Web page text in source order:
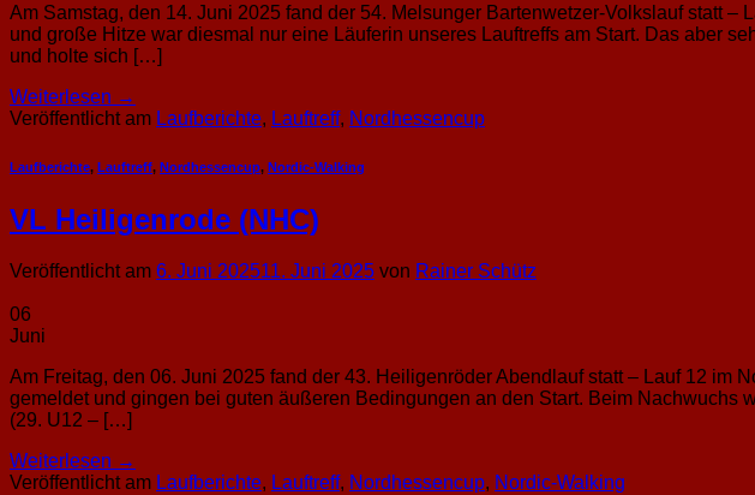
Am Samstag, den 14. Juni 2025 fand der 54. Melsunger Bartenwetzer-Volkslauf statt
und große Hitze war diesmal nur eine Läuferin unseres Lauftreffs am Start. Das aber
und holte sich […]
Weiterlesen →
Veröffentlicht am Laufberichte, Lauftreff, Nordhessencup
Laufberichte, Lauftreff, Nordhessencup, Nordic-Walking
VL Heiligenrode (NHC)
Veröffentlicht am 6. Juni 202511. Juni 2025 von Rainer Schütz
06
Juni
Am Freitag, den 06. Juni 2025 fand der 43. Heiligenröder Abendlauf statt – Lauf 12 im
gemeldet und gingen bei guten äußeren Bedingungen an den Start. Beim Nachwuchs
(29. U12 – […]
Weiterlesen →
Veröffentlicht am Laufberichte, Lauftreff, Nordhessencup, Nordic-Walking